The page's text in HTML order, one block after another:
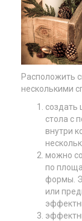
Расположить
несколькими
создать
стола с
внутри
можно
по
формы.
или